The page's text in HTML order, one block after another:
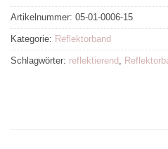
Artikelnummer: 05-01-0006-15
Kategorie: Reflektorband
Schlagwörter: reflektierend ,